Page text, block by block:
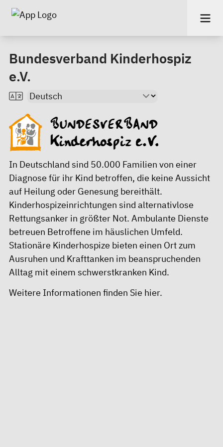
Bundesverband Kinderhospiz
e.V.
In Deutschland sind 50.000 Familien von einer
Diagnose für ihr Kind betroffen, die keine Aussicht
auf Heilung oder Genesung bereithält.
Kinderhospizeinrichtungen sind alternativlose
Rettungsanker in größter Not. Ambulante Dienste
betreuen Betroffene im häuslichen Umfeld.
Stationäre Kinderhospize bieten einen Ort zum
Ausruhen und Krafttanken im beanspruchenden
Alltag mit einem schwerstkranken Kind.
Weitere Informationen finden Sie hier.